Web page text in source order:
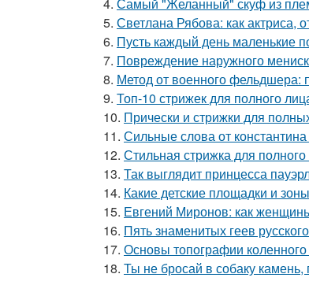
5. Светлана Рябова: как актриса,
6. Пусть каждый день маленькие
7. Повреждение наружного
8. Метод от военного фельдшера:
9. Топ-10 стрижек для полного
10. Прически и стрижки для
11. Сильные слова от
12. Стильная стрижка для
13. Так выглядит принцесса
14. Какие детские площадки и
15. Евгений Миронов: как
16. Пять знаменитых геев
17. Основы топографии коленного
18. Ты не бросай в собаку камень,